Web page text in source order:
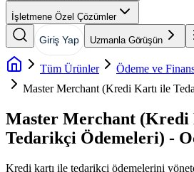
İşletmene Özel Çözümler
Giriş Yap Uzmanla Görüşün
Tüm Ürünler Ödeme ve
Master Merchant (Kredi Kartı ile
Master Merchant (Kredi
Tedarikçi Ödemeleri) -
Kredi kartı ile tedarikçi ödemelerini